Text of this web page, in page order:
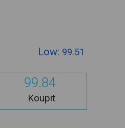
Low: 99.51
99.84
Koupit